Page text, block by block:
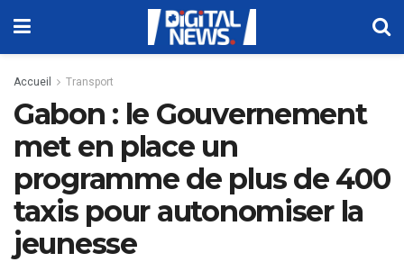
Accueil Transport
Gabon : le Gouvernement
met en place un
programme de plus de 400
taxis pour autonomiser la
jeunesse